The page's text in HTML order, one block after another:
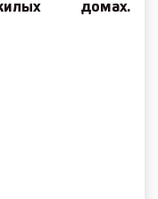
домах.